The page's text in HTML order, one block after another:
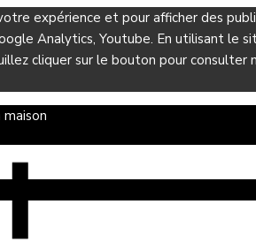
expérience et pour afficher des
Analytics, Youtube. En utilisant le
cliquer sur le bouton pour